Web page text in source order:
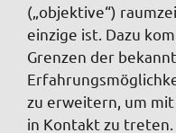
(„objektive“)
einzige ist. Dazu
Grenzen der
zu erweitern, um
in Kontakt zu treten.